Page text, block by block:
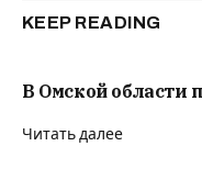
KEEP READING
В Омской области
Читать далее